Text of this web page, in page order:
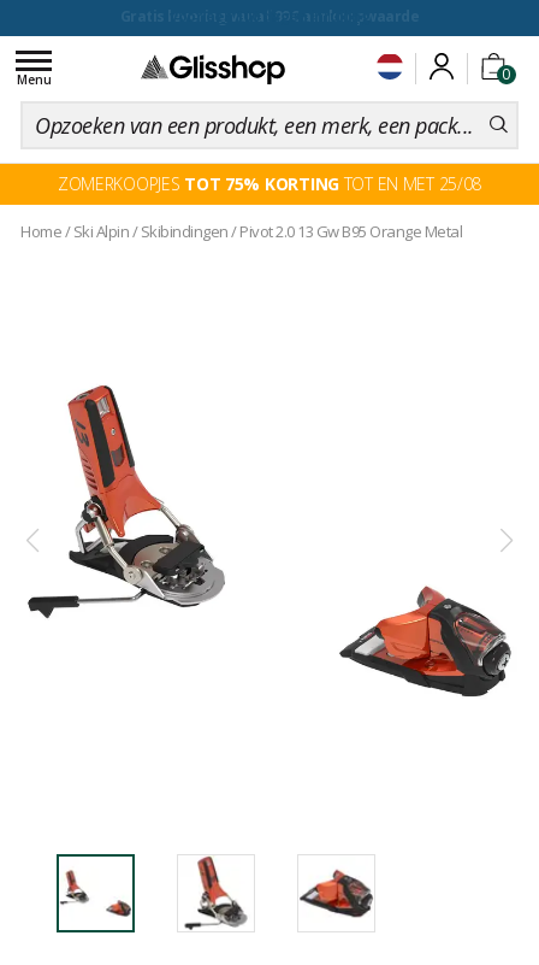
0
Toggle
navigation
Menu
ZOMERKOOPJES TOT 75% KORTINGTOT EN MET 25/08
Home/ Ski Alpin/Skibindingen/Pivot 2.0 13 Gw B95 Orange Metal